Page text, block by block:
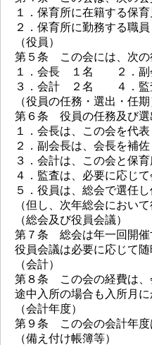
１．保育所に在籍する保
２．保育所に勤務する職員
（役員）
第５条 この会には、次の
１．会長 １名 ２．副
３．会計 ２名 ４．監
（役員の任務・選出・任期
第６条 役員の任務及び選
１．会長は、この会を代
２．副会長は、会長を補
３．会計は、この会と保
４．監査は、必要に応じ
５．役員は、総会で選任
（但し、次年総会におい
（総会及び役員会議）
第７条 総会は年一回開催
役員会議は必要に応じて随
（会計）
第８条 この会の経費は、
途中入所の場合も入所月
（会計年度）
第９条 この会の会計年度
（備え付け帳簿等）